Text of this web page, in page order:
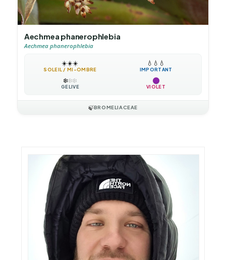
Aechmea phanerophlebia
Aechmea phanerophlebia
☀️☀️☀️
SOLEIL / MI-OMBRE
💧 💧 💧
IMPORTANT
❄️❄️❄️
GÉLIVE VIOLET
🍃BROMELIACEAE